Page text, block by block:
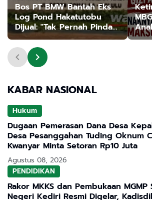
Bos PT BMW Bantah Eks
Log Pond Hakatutobu
Dijual: "Tak Pernah Pindah
Tangan"
KABAR NASIONAL
Hukum
Dugaan Pemerasan Dana Desa
Desa Pesanggahan Tuding Oknum
Kwanyar Minta Setoran Rp10 Juta
Agustus 08, 2026
PENDIDIKAN
Rakor MKKS dan Pembukaan MGMP
Negeri Kediri Resmi Digelar,